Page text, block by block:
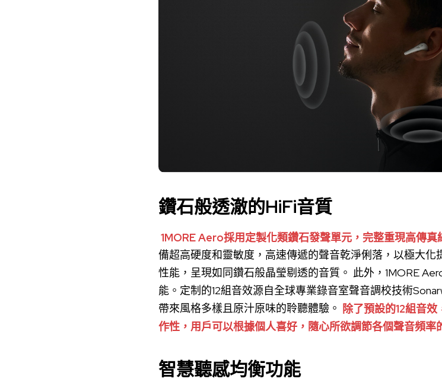
鑽石般透澈的HiFi音質
1MORE Aero採用定製化類鑽石發聲單元，完整重現高傳真
備超高硬度和靈敏度，高速傳遞的聲音乾淨俐落，以極大
性能，呈現如同鑽石般晶瑩剔透的音質。 此外，1MORE
能。定制的12組音效源自全球專業錄音室聲音調校技術
帶來風格多樣且原汁原味的聆聽體驗。 除了預設的12組音
作性，用戶可以根據個人喜好，隨心所欲調節各個聲音頻率
智慧聽感均衡功能